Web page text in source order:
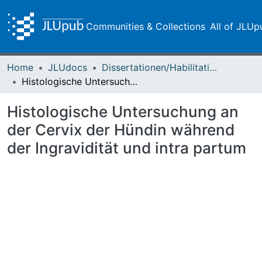
Communities & Collections All of
Home JLUdocs
Dissertationen/Habilitationen
Histologische Untersuchung an der Cervix der Hündin während der Ingravidität und intra partum
Histologische Untersuchung an
der Cervix der Hündin während
der Ingravidität und intra partum